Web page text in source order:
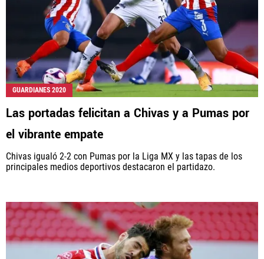
GUARDIANES 2020
Las portadas felicitan a Chivas y a Pumas por
el vibrante empate
Chivas igualó 2-2 con Pumas por la Liga MX y las tapas de los
principales medios deportivos destacaron el partidazo.